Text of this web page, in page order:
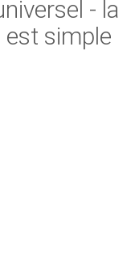
- la
simple